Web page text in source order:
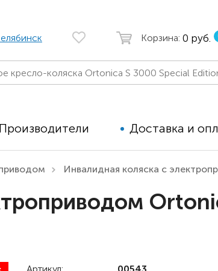
Корзина: 0 руб.
для детей с ДЦП
вертикализаторы
Производители Доставка и
Инвалидная коляска с